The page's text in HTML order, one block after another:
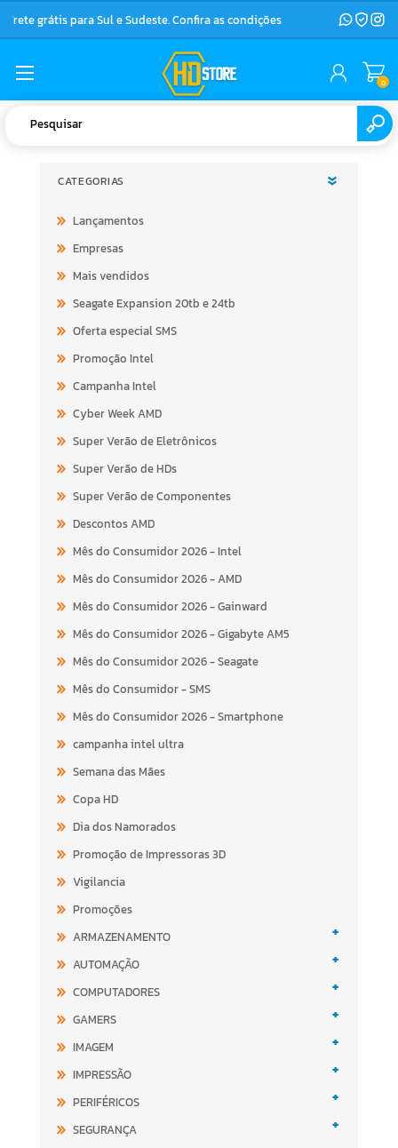
Frete grátis para Sul e Sudeste. Confira as condições
0
CATEGORIAS
Lançamentos
Empresas
Mais vendidos
Seagate Expansion 20tb e 24tb
Oferta especial SMS
Promoção Intel
Campanha Intel
Cyber Week AMD
Super Verão de Eletrônicos
Super Verão de HDs
Super Verão de Componentes
Descontos AMD
Mês do Consumidor 2026 - Intel
Mês do Consumidor 2026 - AMD
Mês do Consumidor 2026 - Gainward
Mês do Consumidor 2026 - Gigabyte AM5
Mês do Consumidor 2026 - Seagate
Mês do Consumidor - SMS
Mês do Consumidor 2026 - Smartphone
campanha intel ultra
Semana das Mães
Copa HD
Dia dos Namorados
Promoção de Impressoras 3D
Vigilancia
Promoções
ARMAZENAMENTO
+
AUTOMAÇÃO +
COMPUTADORES +
GAMERS +
IMAGEM +
IMPRESSÃO +
PERIFÉRICOS +
SEGURANÇA +